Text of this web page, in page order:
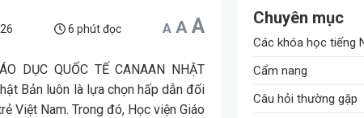
6 phút đọc A Decrease
font
size.
A Reset
font
size.
AIncrease
font
DỤC QUỐC TẾ CANAAN NHẬT
Bản luôn là lựa chọn hấp dẫn đối
Việt Nam. Trong đó, Học viện Giáo
Chuyên mục
Các khóa học tiếng
Cẩm nang
Câu hỏi thường gặp